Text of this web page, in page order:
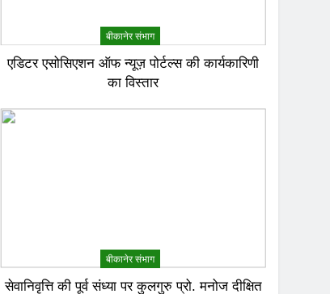
बीकानेर संभाग
एडिटर एसोसिएशन ऑफ न्यूज़ पोर्टल्स की कार्यकारिणी
का विस्तार
बीकानेर संभाग
सेवानिवृत्ति की पूर्व संध्या पर कुलगुरु प्रो. मनोज दीक्षित